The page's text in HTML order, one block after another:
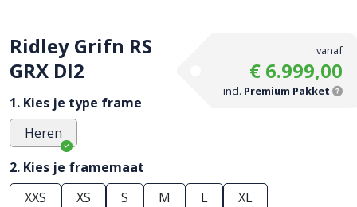
Ridley Grifn RS
GRX DI2
vanaf
€ 6.999,00
incl. Premium Pakket
1. Kies je type frame
Heren
2. Kies je framemaat
XXS
XS S M L
XL